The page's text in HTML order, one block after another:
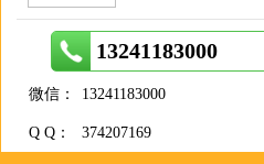
13241183000
微信： 13241183000
Q Q： 374207169